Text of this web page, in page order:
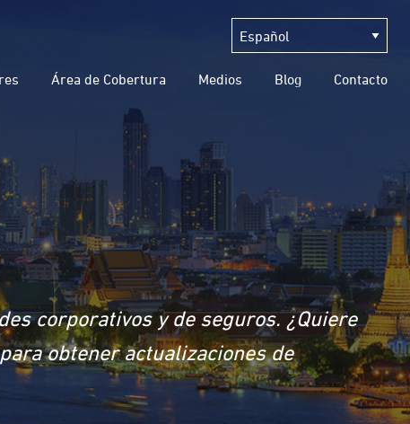
Área de Cobertura Medios Blog Contacto
corporativos y de seguros. ¿Quiere
obtener actualizaciones de